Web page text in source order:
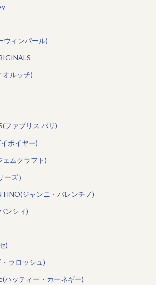
ウィンパール)
オルッチ)
ファブリス パリ)
ボイヤー)
ェムクラフト)
ーズ）
ジャンニ・バレンチノ)
ンシィ)
)
ラロッシュ)
ハッティー・カーネギー)